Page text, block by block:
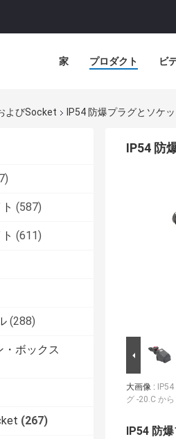
家 プロダクト ビ
よびSocket IP54 防爆プラグとソケ
(587)
(611)
(288)
ボックス
(267)
IP54 防
大画像 :
グ -20.C か
IP54 防